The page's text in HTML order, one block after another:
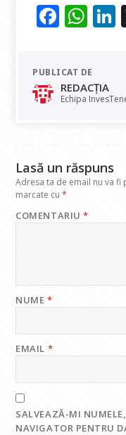
F
e
b
o
W
at
s
A
PUBLICAT DE
REDACȚIA
Echipa
Lasă un răspuns
Adresa ta de email nu va fi
marcate cu*
COMENTARIU*
NUME*
EMAIL *
SALVEAZĂ-MI
NAVIGATOR PENTRU